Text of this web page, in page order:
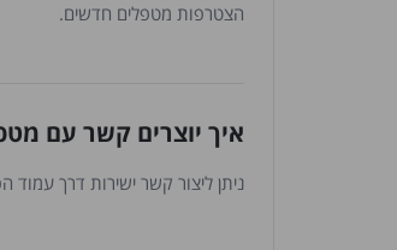
הצטרפות מטפלים חדשים.
איך יוצרים קשר עם
ניתן ליצור קשר ישירות דרך